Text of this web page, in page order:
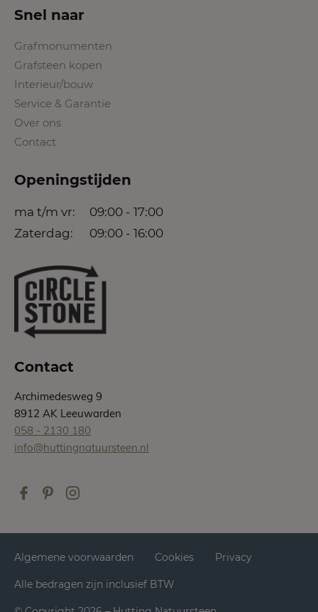
Snel naar
Grafmonumenten
Grafsteen kopen
Interieur/bouw
Service & Garantie
Over ons
Contact
Openingstijden
ma t/m vr:
09:00 - 17:00
Zaterdag:
09:00 - 16:00
Contact
Archimedesweg 9
8912 AK Leeuwarden
058 - 2130 180
info@huttingnatuursteen.nl
Alle bedragen zijn inclusief BTW
Algemene voorwaarden Cookies Privacy